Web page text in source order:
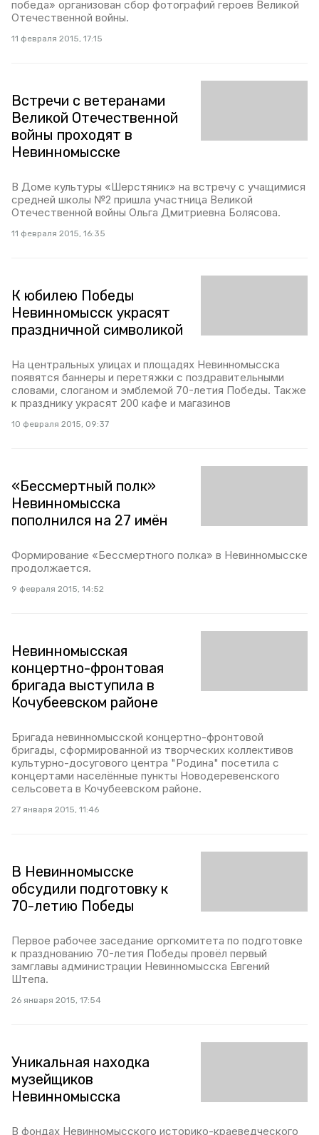
победа» организован сбор фотографий героев Великой
Отечественной войны.
11 февраля 2015, 17:15
Встречи с ветеранами
Великой Отечественной
войны проходят в
Невинномысске
В Доме культуры «Шерстяник» на встречу с учащимися
средней школы №2 пришла участница Великой
Отечественной войны Ольга Дмитриевна Болясова.
11 февраля 2015, 16:35
К юбилею Победы
Невинномысск украсят
праздничной символикой
На центральных улицах и площадях Невинномысска
появятся баннеры и перетяжки с поздравительными
словами, слоганом и эмблемой 70-летия Победы. Также
к празднику украсят 200 кафе и магазинов
10 февраля 2015, 09:37
«Бессмертный полк»
Невинномысска
пополнился на 27 имён
Формирование «Бессмертного полка» в Невинномысске
продолжается.
9 февраля 2015, 14:52
Невинномысская
концертно-фронтовая
бригада выступила в
Кочубеевском районе
Бригада невинномысской концертно-фронтовой
бригады, сформированной из творческих коллективов
культурно-досугового центра "Родина" посетила с
концертами населённые пункты Новодеревенского
сельсовета в Кочубеевском районе.
27 января 2015, 11:46
В Невинномысске
обсудили подготовку к
70-летию Победы
Первое рабочее заседание оргкомитета по подготовке
к празднованию 70-летия Победы провёл первый
замглавы администрации Невинномысска Евгений
Штепа.
26 января 2015, 17:54
Уникальная находка
музейщиков
Невинномысска
В фондах Невинномысского историко-краеведческого